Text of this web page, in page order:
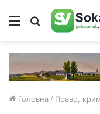
Меню Пошук
Головна / Право,